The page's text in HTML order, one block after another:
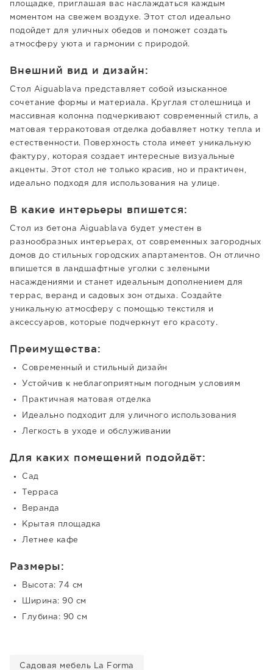
площадке, приглашая вас наслаждаться каждым
моментом на свежем воздухе. Этот стол идеально
подойдет для уличных обедов и поможет создать
атмосферу уюта и гармонии с природой.
Внешний вид и дизайн:
Стол Aiguablava представляет собой изысканное
сочетание формы и материала. Круглая столешница и
массивная колонна подчеркивают современный стиль, а
матовая терракотовая отделка добавляет нотку тепла и
естественности. Поверхность стола имеет уникальную
фактуру, которая создает интересные визуальные
акценты. Этот стол не только красив, но и практичен,
идеально подходя для использования на улице.
В какие интерьеры впишется:
Стол из бетона Aiguablava будет уместен в
разнообразных интерьерах, от современных загородных
домов до стильных городских апартаментов. Он отлично
впишется в ландшафтные уголки с зелеными
насаждениями и станет идеальным дополнением для
террас, веранд и садовых зон отдыха. Создайте
уникальную атмосферу с помощью текстиля и
аксессуаров, которые подчеркнут его красоту.
Преимущества:
Современный и стильный дизайн
Устойчив к неблагоприятным погодным условиям
Практичная матовая отделка
Идеально подходит для уличного использования
Легкость в уходе и обслуживании
Для каких помещений подойдёт:
Сад
Терраса
Веранда
Крытая площадка
Летнее кафе
Размеры:
Высота: 74 см
Ширина: 90 см
Глубина: 90 см
Садовая мебель La Forma